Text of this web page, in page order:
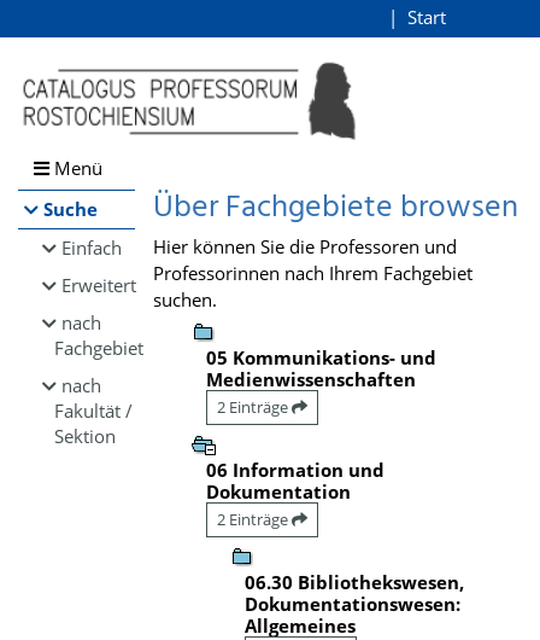
Browsen
direkt zum Inhalt
Start
Menü
Suche
Einfach
Erweitert
nach
Fachgebiet
nach
Fakultät /
Sektion
Über Fachgebiete browsen
Hier können Sie die Professoren und
Professorinnen nach Ihrem Fachgebiet
suchen.
05 Kommunikations- und
Medienwissenschaften
2 Einträge
06 Information und
Dokumentation
2 Einträge
06.30 Bibliothekswesen,
Dokumentationswesen:
Allgemeines